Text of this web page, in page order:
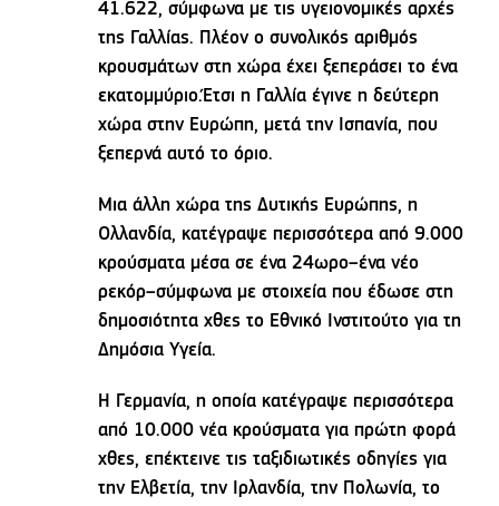
41.622, σύμφωνα με τις υγειονομικές αρχές
της Γαλλίας. Πλέον ο συνολικός αριθμός
κρουσμάτων στη χώρα έχει ξεπεράσει το ένα
εκατομμύριο.Έτσι η Γαλλία έγινε η δεύτερη
χώρα στην Ευρώπη, μετά την Ισπανία, που
ξεπερνά αυτό το όριο.
Μια άλλη χώρα της Δυτικής Ευρώπης, η
Ολλανδία, κατέγραψε περισσότερα από 9.000
κρούσματα μέσα σε ένα 24ωρο–ένα νέο
ρεκόρ–σύμφωνα με στοιχεία που έδωσε στη
δημοσιότητα χθες το Εθνικό Ινστιτούτο για τη
Δημόσια Υγεία.
Η Γερμανία, η οποία κατέγραψε περισσότερα
από 10.000 νέα κρούσματα για πρώτη φορά
χθες, επέκτεινε τις ταξιδιωτικές οδηγίες για
την Ελβετία, την Ιρλανδία, την Πολωνία, το